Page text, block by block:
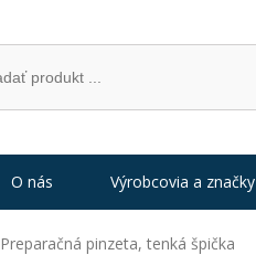
Preparačná pinzeta, tenká špička
O nás Výrobcovia a značky